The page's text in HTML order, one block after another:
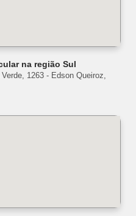
na região Sul
1263 - Edson Queiroz,